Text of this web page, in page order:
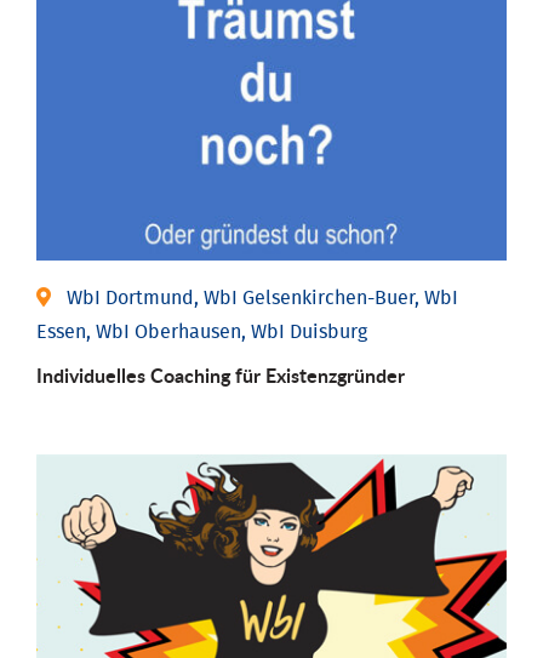
WbI Dortmund, WbI Gelsenkirchen-Buer, WbI
Essen, WbI Oberhausen, WbI Duisburg
Individu­elles Coaching für Existenz­gründer